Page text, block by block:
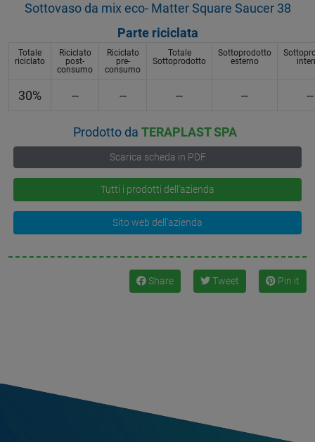
Sottovaso da mix eco- Matter Square Saucer 38
Parte riciclata
Totale
riciclato
Riciclato
post-
consumo
Riciclato
pre-
consumo
Totale
Sottoprodotto
Sottoprodotto
esterno
30% -- -- -- -- --
Prodotto da TERAPLAST SPA
Scarica scheda in PDF
Tutti i prodotti dell'azienda
Sito web dell'azienda
Share Tweet Pin it